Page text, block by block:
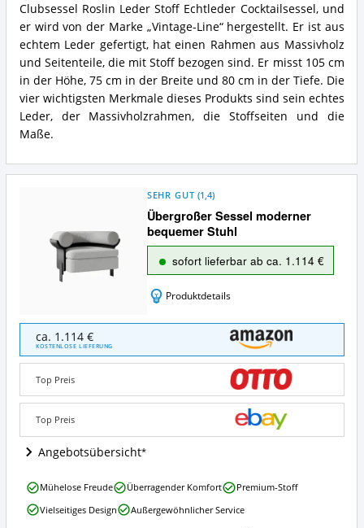
Clubsessel Roslin Leder Stoff Echtleder Cocktailsessel, und
er wird von der Marke „Vintage-Line“ hergestellt. Er ist aus
echtem Leder gefertigt, hat einen Rahmen aus Massivholz
und Seitenteile, die mit Stoff bezogen sind. Er misst 105 cm
in der Höhe, 75 cm in der Breite und 80 cm in der Tiefe. Die
vier wichtigsten Merkmale dieses Produkts sind sein echtes
Leder, der Massivholzrahmen, die Stoffseiten und die
Maße.
Übergroßer Sessel moderner
bequemer Stuhl
SEHR GUT (1,4)
sofort lieferbar ab ca. 1.114 €
Produktdetails
Übergroßer
Sessel
moderner
bequemer
Stuhl
Angebote:
ist
dieser
Clubsessel
ca. 1.114 €
KOSTENLOSE LIEFERUNG
Top Preis
Top Preis
Angebotsübersicht
Übergroßer
Sessel
moderner
Mühelose Freude Überragender Komfort
Premium-Stoff
Vielseitiges Design
Außergewöhnlicher Service